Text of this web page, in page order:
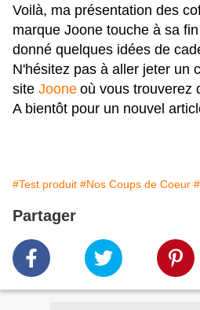
Voilà, ma présentation des
marque Joone touche à sa
donné quelques idées de
N'hésitez pas à aller jeter un
site Joone où vous trouverez
A bientôt pour un nouvel
#Test produit #Nos Coups de Coeur
Partager